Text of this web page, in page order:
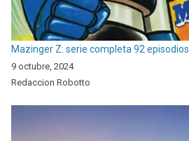
Mazinger Z: serie completa 92 episodios.
9 octubre, 2024
Redaccion Robotto